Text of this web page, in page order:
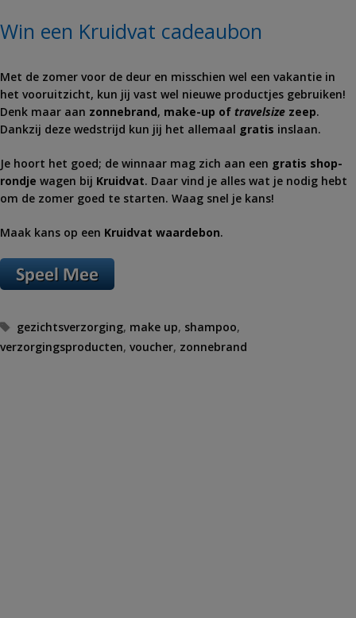
Win een Kruidvat cadeaubon
Met de zomer voor de deur en misschien wel een vakantie in
het vooruitzicht, kun jij vast wel nieuwe productjes gebruiken!
Denk maar aan zonnebrand, make-up of travelsize zeep.
Dankzij deze wedstrijd kun jij het allemaal gratis inslaan.
Je hoort het goed; de winnaar mag zich aan een gratis shop-
rondje wagen bij Kruidvat. Daar vind je alles wat je nodig hebt
om de zomer goed te starten. Waag snel je kans!
Maak kans op een Kruidvat waardebon.
Tags
gezichtsverzorging, make up, shampoo,
verzorgingsproducten, voucher, zonnebrand